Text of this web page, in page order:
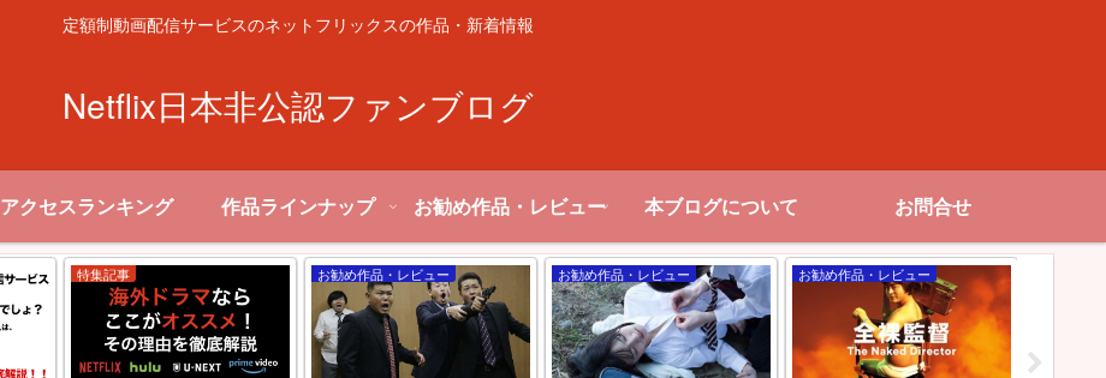
定額制動画配信サービスのネットフリックスの作品・新着情報
Netflix日本非公認ファンブログ
アクセスランキング 作品ラインナップ お勧め作品・レビュー 本ブログについて お問合せ
特集記事 お勧め作品・レビュー お勧め作品・レビュー お勧め作品・レビュー